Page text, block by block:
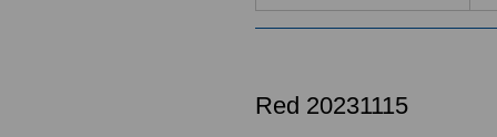
Red 20231115